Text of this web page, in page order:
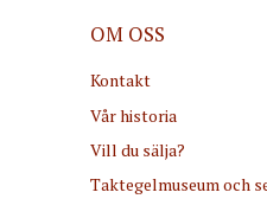
OM OSS
Kontakt
Vår historia
Vill du sälja?
Taktegelmuseum och